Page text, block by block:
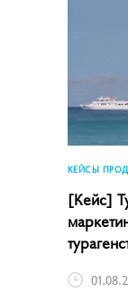
КЕЙСЫ
[Кейс]